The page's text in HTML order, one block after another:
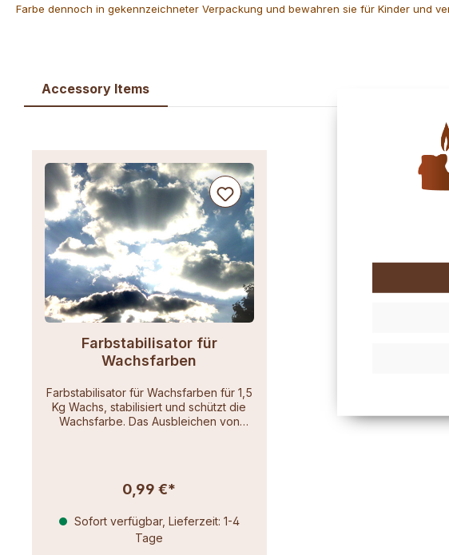
Farbe dennoch in gekennzeichneter Verpackung und bewahren sie für Kinder und
Accessory Items
Farbstabilisator für
Wachsfarben
Farbstabilisator für Wachsfarben für 1,5
Kg Wachs, stabilisiert und schützt die
Wachsfarbe. Das Ausbleichen von
"aufgebraucht" ist). Die Verwendung
notwendig für Kerzen, die für den
baldigen Abbrand bestimmt sind. Eine
0,99 €*
Sofort verfügbar, Lieferzeit: 1-4
Tage